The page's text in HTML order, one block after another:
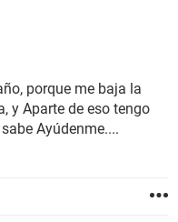
porque me baja la
y Aparte de eso tengo
Ayúdenme....